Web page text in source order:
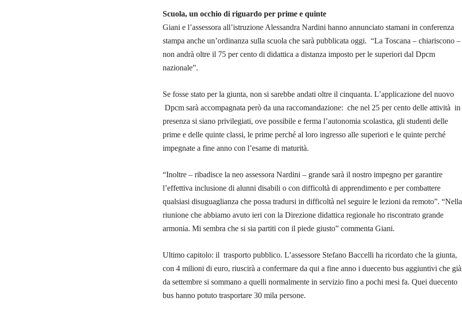
Scuola, un occhio di riguardo per prime e quinte
Giani e l’assessora all’istruzione Alessandra Nardini hanno annunciato stamani in conferenza
stampa anche un’ordinanza sulla scuola che sarà pubblicata oggi. “La Toscana – chiariscono –
non andrà oltre il 75 per cento di didattica a distanza imposto per le superiori dal Dpcm
nazionale”.
Se fosse stato per la giunta, non si sarebbe andati oltre il cinquanta. L’applicazione del nuovo
Dpcm sarà accompagnata però da una raccomandazione: che nel 25 per cento delle attività in
presenza si siano privilegiati, ove possibile e ferma l’autonomia scolastica, gli studenti delle
prime e delle quinte classi, le prime perché al loro ingresso alle superiori e le quinte perché
impegnate a fine anno con l’esame di maturità.
“Inoltre – ribadisce la neo assessora Nardini – grande sarà il nostro impegno per garantire
l’effettiva inclusione di alunni disabili o con difficoltà di apprendimento e per combattere
qualsiasi disuguaglianza che possa tradursi in difficoltà nel seguire le lezioni da remoto”. “Nella
riunione che abbiamo avuto ieri con la Direzione didattica regionale ho riscontrato grande
armonia. Mi sembra che si sia partiti con il piede giusto” commenta Giani.
Ultimo capitolo: il trasporto pubblico. L’assessore Stefano Baccelli ha ricordato che la giunta,
con 4 milioni di euro, riuscirà a confermare da qui a fine anno i duecento bus aggiuntivi che già
da settembre si sommano a quelli normalmente in servizio fino a pochi mesi fa. Quei duecento
bus hanno potuto trasportare 30 mila persone.